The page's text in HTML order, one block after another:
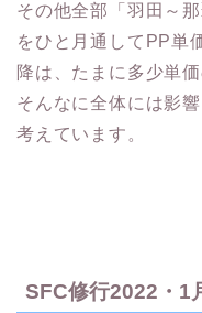
その他全部「羽田～
をひと月通してPP単
降は、たまに多少単
そんなに全体には影
考えています。
SFC修行2022・1